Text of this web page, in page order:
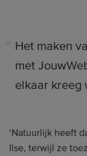
Het maken
met
elkaar kreeg
‘Natuurlijk heeft
Ilse, terwijl ze